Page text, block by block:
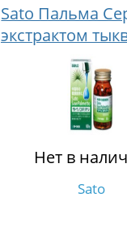
Sato Пальма
экстрактом
Нет в
Sato